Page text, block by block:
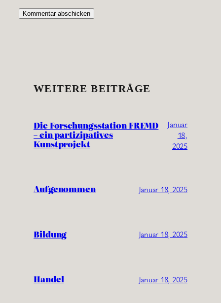
WEITERE BEITRÄGE
Die Forschungsstation FREMD
– ein partizipatives
Kunstprojekt
Januar
18,
2025
Aufgenommen Januar 18, 2025
Bildung Januar 18, 2025
Handel Januar 18, 2025